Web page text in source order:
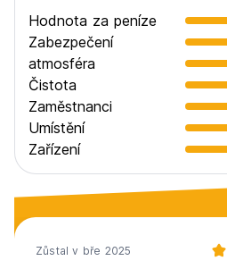
Hodnota za peníze
Zabezpečení
atmosféra
Čistota
Zaměstnanci
Umístění
Zařízení
Zůstal v bře 2025